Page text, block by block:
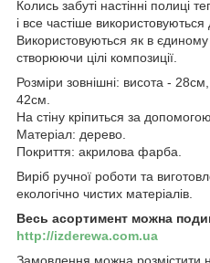
Колись забуті настінні полиці
і все частіше використовуються
Використовуються як в єдиному
створюючи цілі композиції.
Розміри зовнішні: висота -
42см.
На стіну кріпиться за
Матеріал: дерево.
Покриття: акрилова фарба.
Виріб ручної роботи та
екологічно чистих матеріалів.
Весь асортимент можна
http://izderewa.com.ua
Замовлення можна розмістити